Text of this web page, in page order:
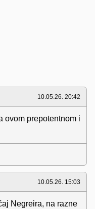
10.05.26. 20:42
ovom prepotentnom i
10.05.26. 15:03
Negreira, na razne